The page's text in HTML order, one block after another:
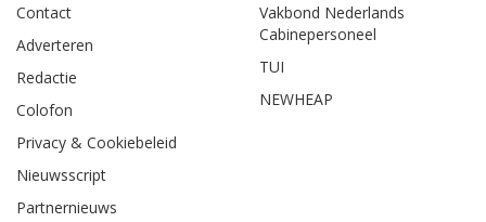
Contact
Adverteren
Redactie
Colofon
Privacy & Cookiebeleid
Nieuwsscript
Partnernieuws
Vakbond Nederlands
Cabinepersoneel
TUI
NEWHEAP